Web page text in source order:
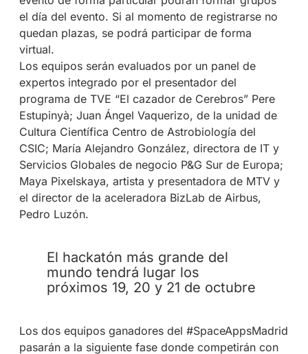
el día del evento. Si al momento de registrarse no
quedan plazas, se podrá participar de forma
virtual.
Los equipos serán evaluados por un panel de
expertos integrado por el presentador del
programa de TVE “El cazador de Cerebros” Pere
Estupinyà; Juan Ángel Vaquerizo, de la unidad de
Cultura Científica Centro de Astrobiología del
CSIC; María Alejandro González, directora de IT y
Servicios Globales de negocio P&G Sur de Europa;
Maya Pixelskaya, artista y presentadora de MTV y
el director de la aceleradora BizLab de Airbus,
Pedro Luzón.
El hackatón más grande del
mundo tendrá lugar los
próximos 19, 20 y 21 de octubre
Los dos equipos ganadores del #SpaceAppsMadrid
pasarán a la siguiente fase donde competirán con